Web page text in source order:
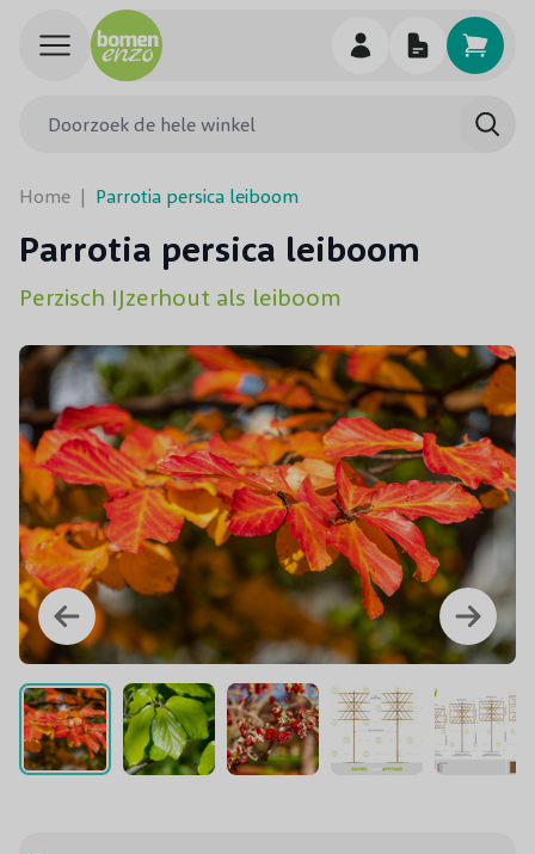
Ga naar de inhoud
Home | Parrotia persica leiboom
Parrotia persica leiboom
Perzisch IJzerhout als leiboom